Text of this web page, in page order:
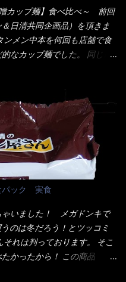
り調味料の【スパイスガール
キーヌの粉末をよく掛け辛
)、炭酸カルシウム、カラメ
レシチン、酸化防止剤(ビタ
素、香料、ビタミンB2、ビ
色素 、(一部にえび・小麦・
、卵白)、かやく(小えびてん
うゆ、魚介エキス、たん白加
香味油脂)／加工でん粉、調味
ラメル色素、リン酸塩
止剤(ビタミンE)、クチナシ
ンB2、ビタミンB1、香辛料
・ さば ・大豆・豚肉・やま
ば、緑のたぬきの方が蒲鉾が
それとカロチン色素・・・
んでないか？？ ■カロリー
カップ麺】食べ比べ～ 前回
日清共同企画品）を頂きま
ンメン中本を何回も店舗で食
なカップ麺でした。 同じ日
ットが辛さを醸し出してい
てはいけない！！ 私はペ
た漢だ。 その後の獄激辛カ
辛味噌はカップに敢えて辛
レベル5！ 日清としては最上
ルも食べてはいるけど、1年
から記憶力が、どうのこう
パクトに欠けている商品と
袋なんてありゃしない！ カ
注ぐだけで出来る！それが
だから粉末スープの具も全
に縦型Bigカップだと、スー
パック 実食
ゃいました！ メガドンキで
のは冬だろう！とツッコミ
れは判っております。 そこ
かったから！ この商品